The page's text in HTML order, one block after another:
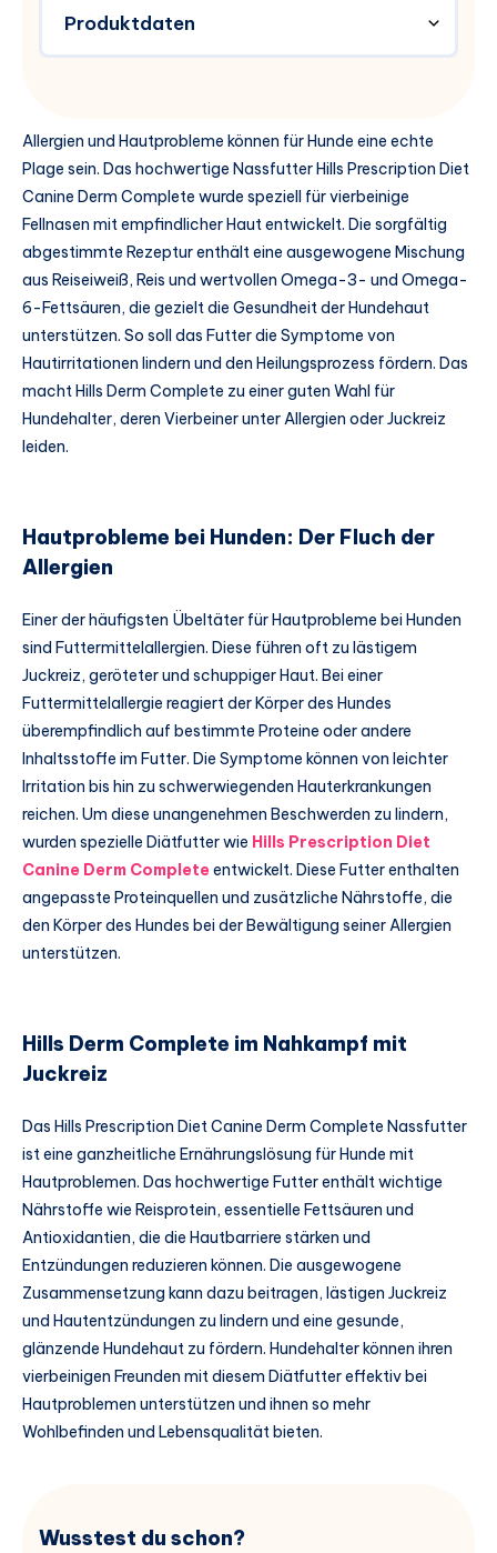
Produktdaten
Allergien und Hautprobleme können für Hunde eine echte
Plage sein. Das hochwertige Nassfutter Hills Prescription Diet
Canine Derm Complete wurde speziell für vierbeinige
Fellnasen mit empfindlicher Haut entwickelt. Die sorgfältig
abgestimmte Rezeptur enthält eine ausgewogene Mischung
aus Reiseiweiß, Reis und wertvollen Omega-3- und Omega-
6-Fettsäuren, die gezielt die Gesundheit der Hundehaut
unterstützen. So soll das Futter die Symptome von
Hautirritationen lindern und den Heilungsprozess fördern. Das
macht Hills Derm Complete zu einer guten Wahl für
Hundehalter, deren Vierbeiner unter Allergien oder Juckreiz
leiden.
Hautprobleme bei Hunden: Der Fluch der
Allergien
Einer der häufigsten Übeltäter für Hautprobleme bei Hunden
sind Futtermittelallergien. Diese führen oft zu lästigem
Juckreiz, geröteter und schuppiger Haut. Bei einer
Futtermittelallergie reagiert der Körper des Hundes
überempfindlich auf bestimmte Proteine oder andere
Inhaltsstoffe im Futter. Die Symptome können von leichter
Irritation bis hin zu schwerwiegenden Hauterkrankungen
reichen. Um diese unangenehmen Beschwerden zu lindern,
wurden spezielle Diätfutter wie Hills Prescription Diet
Canine Derm Complete entwickelt. Diese Futter enthalten
angepasste Proteinquellen und zusätzliche Nährstoffe, die
den Körper des Hundes bei der Bewältigung seiner Allergien
unterstützen.
Hills Derm Complete im Nahkampf mit
Juckreiz
Das Hills Prescription Diet Canine Derm Complete Nassfutter
ist eine ganzheitliche Ernährungslösung für Hunde mit
Hautproblemen. Das hochwertige Futter enthält wichtige
Nährstoffe wie Reisprotein, essentielle Fettsäuren und
Antioxidantien, die die Hautbarriere stärken und
Entzündungen reduzieren können. Die ausgewogene
Zusammensetzung kann dazu beitragen, lästigen Juckreiz
und Hautentzündungen zu lindern und eine gesunde,
glänzende Hundehaut zu fördern. Hundehalter können ihren
vierbeinigen Freunden mit diesem Diätfutter effektiv bei
Hautproblemen unterstützen und ihnen so mehr
Wohlbefinden und Lebensqualität bieten.
Wusstest du schon?